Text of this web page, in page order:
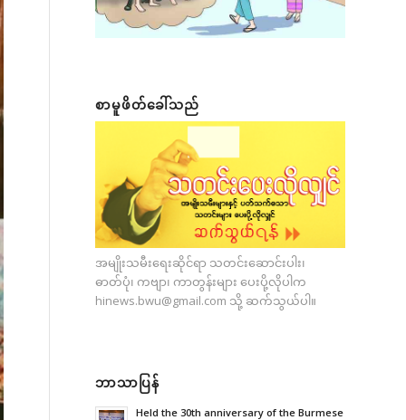
စာမူဖိတ်ခေါ်သည်
အမျိုးသမီးရေးဆိုင်ရာ သတင်းဆောင်းပါး၊
ဓာတ်ပုံ၊ ကဗျာ၊ ကာတွန်းများ ပေးပို့လိုပါက
hinews.bwu@gmail.com သို့ ဆက်သွယ်ပါ။
ဘာသာပြန်
Held the 30th anniversary of the Burmese